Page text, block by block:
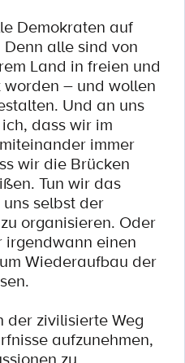
Demokraten auf
alle sind von
Land in freien und
– und wollen
Und an uns
dass wir im
immer
wir die Brücken
Tun wir das
selbst der
organisieren. Oder
einen
Wiederaufbau der
der zivilisierte Weg
aufzunehmen,